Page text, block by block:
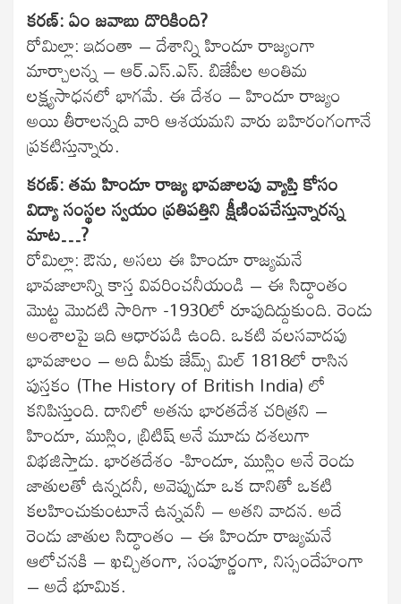
కరణ్: ఏం జవాబు దొరికింది?
రోమిల్లా: ఇదంతా – దేశాన్ని హిందూ రాజ్యంగా
మార్చాలన్న – ఆర్‌.ఎస్‌.ఎస్. బిజేపీల అంతిమ
లక్ష్యసాధనలో భాగమే. ఈ దేశం – హిందూ రాజ్యం
అయి తీరాలన్నది వారి ఆశయమని వారు బహిరంగంగానే
ప్రకటిస్తున్నారు.
కరణ్: తమ హిందూ రాజ్య భావజాలపు వ్యాప్తి కోసం
విద్యా సంస్థల స్వయం ప్రతిపత్తిని క్షీణింపచేస్తున్నారన్న
మాట…?
రోమిల్లా: ఔను, అసలు ఈ హిందూ రాజ్యమనే
భావజాలాన్ని కాస్త వివరించనీయండి – ఈ సిద్ధాంతం
మొట్ట మొదటి సారిగా -1930లో రూపుదిద్దుకుంది. రెండు
అంశాలపై ఇది ఆధారపడి ఉంది. ఒకటి వలసవాదపు
భావజాలం – అది మీకు జేమ్స్ మిల్ 1818లో రాసిన
పుస్తకం (The History of British India) లో
కనిపిస్తుంది. దానిలో అతను భారతదేశ చరిత్రని –
హిందూ, ముస్లిం, బ్రిటిష్ అనే మూడు దశలుగా
విభజిస్తాడు. భారతదేశం -హిందూ, ముస్లిం అనే రెండు
జాతులతో ఉన్నదనీ, అవెప్పుడూ ఒక దానితో ఒకటి
కలహించుకుంటూనే ఉన్నవనీ – అతని వాదన. అదే
రెండు జాతుల సిద్ధాంతం – ఈ హిందూ రాజ్యమనే
ఆలోచనకి – ఖచ్చితంగా, సంపూర్ణంగా, నిస్సందేహంగా
– అదే భూమిక.